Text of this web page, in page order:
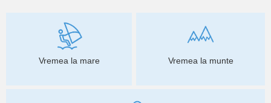
Vremea la mare Vremea la munte